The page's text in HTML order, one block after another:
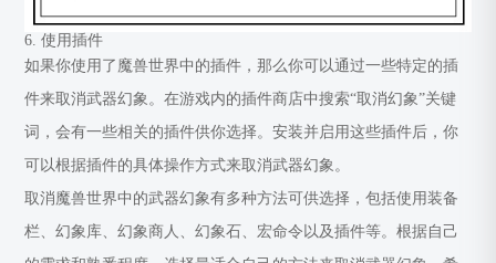
6. 使用插件
如果你使用了魔兽世界中的插件，那么你可以通过一些特定的插
件来取消武器幻象。在游戏内的插件商店中搜索“取消幻象”关键
词，会有一些相关的插件供你选择。安装并启用这些插件后，你
可以根据插件的具体操作方式来取消武器幻象。
取消魔兽世界中的武器幻象有多种方法可供选择，包括使用装备
栏、幻象库、幻象商人、幻象石、宏命令以及插件等。根据自己